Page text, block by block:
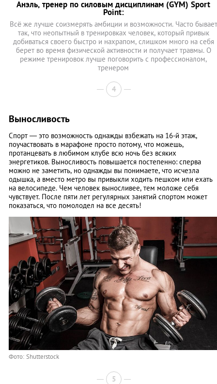
Анэль, тренер по силовым дисциплинам (GYM) Sport
Point:
Всё же лучше соизмерять амбиции и возможности. Часто бывает
так, что неопытный в тренировках человек, который привык
добиваться своего быстро и нахрапом, слишком много на себя
берет во время физической активности и получает травмы. О
режиме тренировок лучше поговорить с профессионалом,
тренером
4
Выносливость
Спорт — это возможность однажды взбежать на 16-й этаж,
поучаствовать в марафоне просто потому, что можешь,
протанцевать в любимом клубе всю ночь без всяких
энергетиков. Выносливость повышается постепенно: сперва
можно не заметить, но однажды вы понимаете, что исчезла
одышка, а вместо метро вы привыкли ходить пешком или ехать
на велосипеде. Чем человек выносливее, тем моложе себя
чувствует. После пяти лет регулярных занятий спортом может
показаться, что помолодел на все десять!
Фото: Shutterstock
5